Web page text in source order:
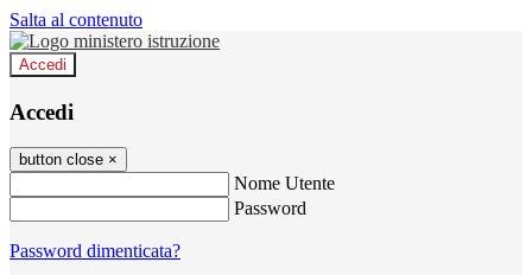
Salta al contenuto
Accedi
Accedi
button close ×
Nome Utente
Password
Password dimenticata?